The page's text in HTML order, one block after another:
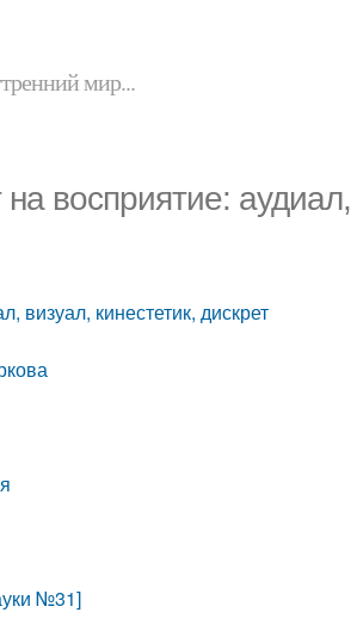
мир...
на восприятие: аудиал,
визуал, кинестетик, дискрет
№31]